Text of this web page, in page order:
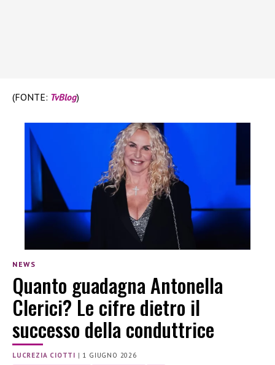
(FONTE: TvBlog)
NEWS
Quanto guadagna Antonella
Clerici? Le cifre dietro il
successo della conduttrice
LUCREZIA CIOTTI | 1 GIUGNO 2026